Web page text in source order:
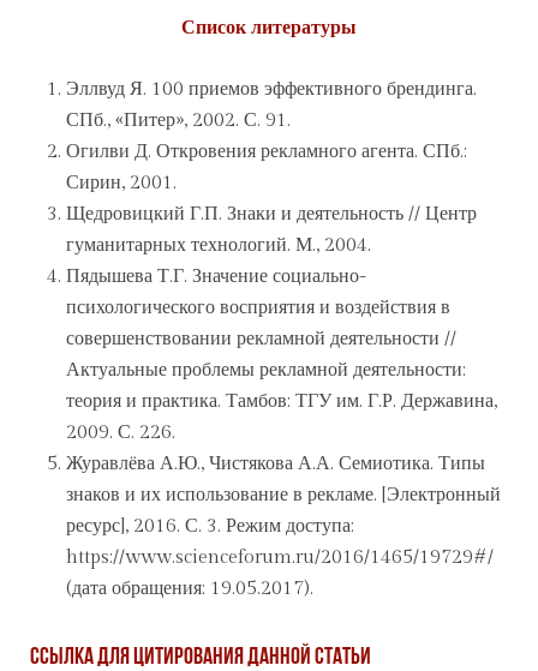
Список литературы
Эллвуд Я. 100 приемов эффективного брендинга.
СПб., «Питер», 2002. С. 91.
Огилви Д. Откровения рекламного агента. СПб.:
Сирин, 2001.
Щедровицкий Г.П. Знаки и деятельность // Центр
гуманитарных технологий. М., 2004.
Пядышева Т.Г. Значение социально-
психологического восприятия и воздействия в
совершенствовании рекламной деятельности //
Актуальные проблемы рекламной деятельности:
теория и практика. Тамбов: ТГУ им. Г.Р. Державина,
2009. С. 226.
Журавлёва А.Ю., Чистякова А.А. Семиотика. Типы
знаков и их использование в рекламе. [Электронный
ресурс], 2016. С. 3. Режим доступа:
https://www.scienceforum.ru/2016/1465/19729#/
(дата обращения: 19.05.2017).
Ссылка для цитирования данной статьи